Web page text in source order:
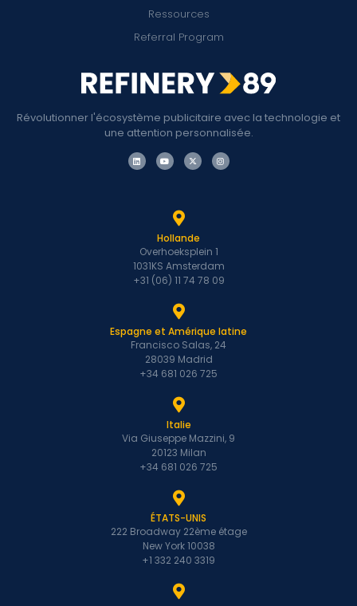
Révolutionner l'écosystème publicitaire avec la technologie et
une attention personnalisée.
Ressources
Referral Program
Hollande
Overhoeksplein 1
1031KS Amsterdam
+31 (06) 11 74 78 09
Espagne et Amérique latine
Francisco Salas, 24
28039 Madrid
+34 681 026 725
Italie
Via Giuseppe Mazzini, 9
20123 Milan
+34 681 026 725
ÉTATS-UNIS
222 Broadway 22ème étage
New York 10038
+1 332 240 3319